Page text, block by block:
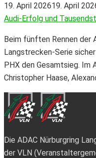
19. April 202619. April
Audi-Erfolg und
Beim fünften Rennen der
Langstrecken-Serie
PHX den Gesamtsieg. Im
Christopher Haase,
Die ADAC Nürburgring
der VLN